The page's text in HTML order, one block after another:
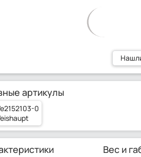
артикулы
0
Вес и